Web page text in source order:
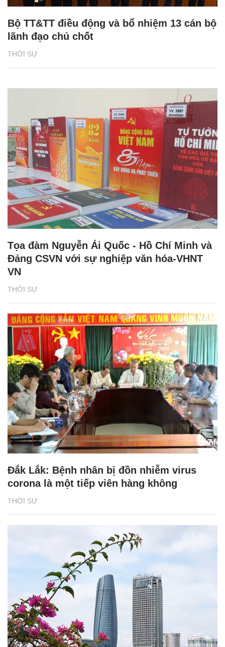
THỜI SỰ
Bộ TT&TT điều động và bổ nhiệm 13 cán bộ
lãnh đạo chủ chốt
THỜI SỰ
Tọa đàm Nguyễn Ái Quốc - Hồ Chí Minh và
Đảng CSVN với sự nghiệp văn hóa-VHNT
VN
THỜI SỰ
Đắk Lắk: Bệnh nhân bị đồn nhiễm virus
corona là một tiếp viên hàng không